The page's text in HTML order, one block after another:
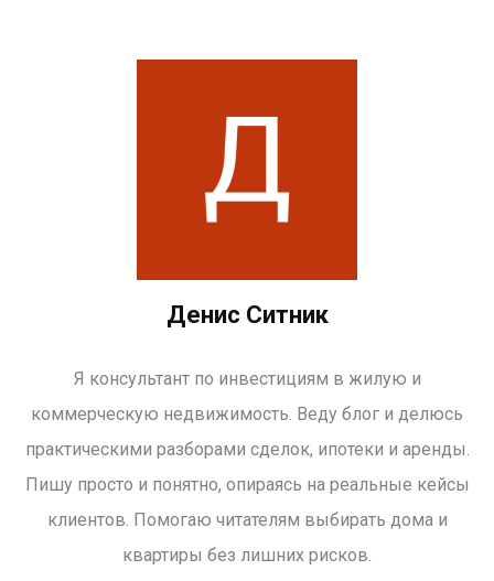
Денис Ситник
Я консультант по инвестициям в жилую и
коммерческую недвижимость. Веду блог и делюсь
практическими разборами сделок, ипотеки и аренды.
Пишу просто и понятно, опираясь на реальные кейсы
клиентов. Помогаю читателям выбирать дома и
квартиры без лишних рисков.